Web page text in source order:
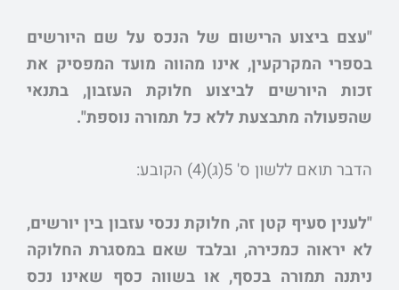
"עצם ביצוע הרישום של הנכס על שם היורשים
בספרי המקרקעין, אינו מהווה מועד המפסיק את
זכות היורשים לביצוע חלוקת העזבון, בתנאי
שהפעולה מתבצעת ללא כל תמורה נוספת".
הדבר תואם ללשון ס' 5(ג)(4) הקובע:
"לענין סעיף קטן זה, חלוקת נכסי עזבון בין יורשים,
לא יראוה כמכירה, ובלבד שאם במסגרת החלוקה
ניתנה תמורה בכסף, או בשווה כסף שאינו נכס